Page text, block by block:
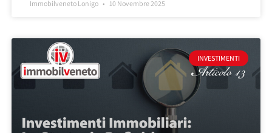
Immobilveneto Lonigo 10 Novembre 2025
INVESTIMENTI